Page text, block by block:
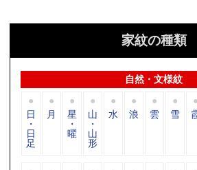
家紋の種類
自然・文様紋
日
・
日
足
月 星
・
曜
山
・
山
形
水 浪 雲 雪